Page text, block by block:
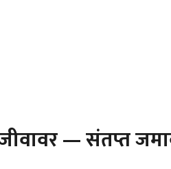
जीवावर — संतप्त